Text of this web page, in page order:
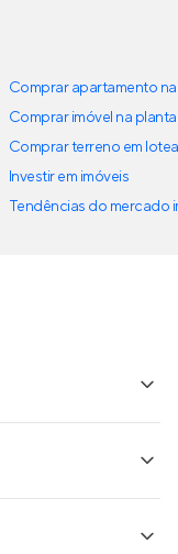
Comprar apartamento
Comprar imóvel na planta
Comprar terreno em
Investir em imóveis
Tendências do mercado